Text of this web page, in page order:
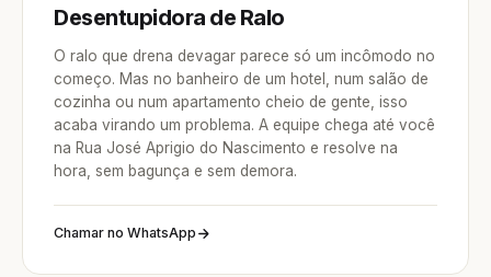
Desentupidora de Ralo
O ralo que drena devagar parece só um incômodo no
começo. Mas no banheiro de um hotel, num salão de
cozinha ou num apartamento cheio de gente, isso
acaba virando um problema. A equipe chega até você
na Rua José Aprigio do Nascimento e resolve na
hora, sem bagunça e sem demora.
Chamar no WhatsApp